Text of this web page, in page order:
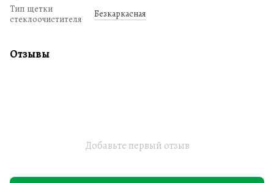
Тип щетки
стеклоочистителя
Безкаркасная
Отзывы
Добавьте первый отзыв